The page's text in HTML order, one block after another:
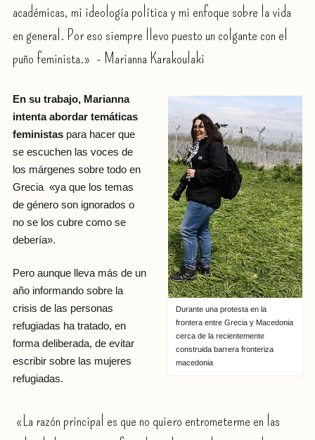
académicas, mi ideología política y mi enfoque sobre la vida
en general. Por eso siempre llevo puesto un colgante con el
puño feminista.» - Marianna Karakoulaki
Durante una protesta en la
frontera entre Grecia y Macedonia
cerca de la recientemente
construida barrera fronteriza
macedonia
En su trabajo, Marianna
intenta abordar temáticas
feministaspara hacer que
se escuchen las voces de
los márgenes sobre todo en
Grecia «ya que los temas
de género son ignorados o
no se los cubre como se
debería».
Pero aunque lleva más de un
año informando sobre la
crisis de las personas
refugiadas ha tratado, en
forma deliberada, de evitar
escribir sobre las mujeres
refugiadas.
«La razón principal es que no quiero entrometerme en las